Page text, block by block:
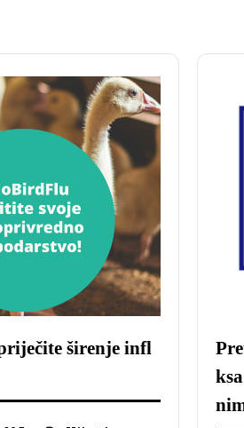
širenje infl